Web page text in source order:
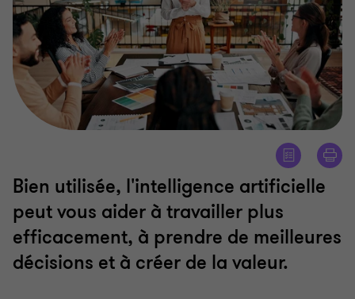
Bien utilisée, l'intelligence artificielle
peut vous aider à travailler plus
efficacement, à prendre de meilleures
décisions et à créer de la valeur.